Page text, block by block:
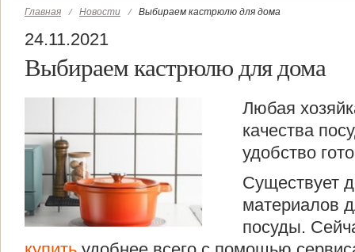
Главная / Новости / Выбираем кастрюлю для дома
24.11.2021
Выбираем кастрюлю для дома
Любая
качества
удобство
Существует
материалов
посуды.